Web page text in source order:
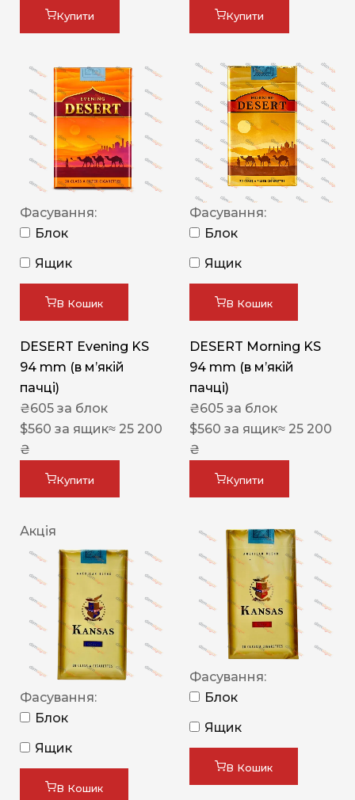
Купити Купити
Фасування:
Блок
Ящик
В Кошик
DESERT Evening KS
94 mm (в мʼякій
пачці)
₴605 за блок
$560 за ящик≈ 25 200
₴
Купити
Фасування:
Блок
Ящик
В Кошик
DESERT Morning KS
94 mm (в мʼякій
пачці)
₴605 за блок
$560 за ящик≈ 25 200
₴
Купити
Акція
Фасування:
Блок
Ящик
В Кошик
Фасування:
Блок
Ящик
В Кошик